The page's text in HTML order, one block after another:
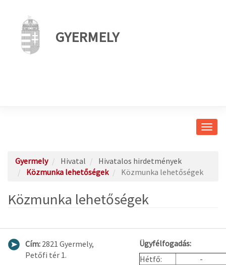
GYERMELY
Gyermely Hivatal
Hivatalos hirdetmények
Közmunka lehetőségek
Közmunka lehetőségek
Közmunka lehetőségek
Cím: 2821 Gyermely,
Petőfi tér 1.
Ügyfélfogadás:
Hétfő:
-